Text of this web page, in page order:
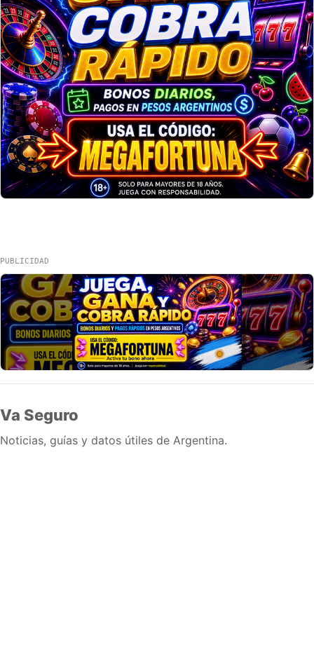
PUBLICIDAD
Va Seguro
Noticias, guías y datos útiles de Argentina.